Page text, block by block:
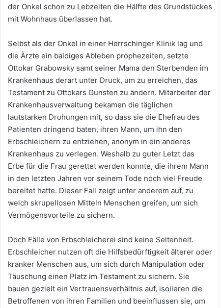
der Onkel schon zu Lebzeiten die Hälfte des Grundstückes
mit Wohnhaus überlassen hat.
Selbst als der Onkel in einer Herrschinger Klinik lag und
die Ärzte ein baldiges Ableben prophezeiten, setzte
Ottokar Grabowsky samt seiner Mama den Sterbenden im
Krankenhaus derart unter Druck, um zu erreichen, das
Testament zu Ottokars Gunsten zu ändern. Mitarbeiter der
Krankenhausverwaltung bekamen die täglichen
lautstarken Drohungen mit, so dass sie die Ehefrau des
Patienten dringend baten, ihren Mann, um ihn den
Erbschleichern zu entziehen, anonym in ein anderes
Krankenhaus zu verlegen. Weshalb zu guter Letzt das
Erbe für die Frau gerettet werden konnte, die ihrem Mann
in den letzten Jahren vor seinem Tode noch viel Freude
bereitet hatte. Dieser Fall zeigt unter anderem auf, zu
welch skrupellosen Mitteln Menschen greifen, um sich
Vermögensvorteile zu sichern.​
Doch Fälle von Erbschleicherei sind keine Seltenheit.
Erbschleicher nutzen oft die Hilfsbedürftigkeit älterer oder
kranker Menschen aus, um sich durch Manipulation oder
Täuschung einen Platz im Testament zu sichern. Sie
bauen gezielt ein Vertrauensverhältnis auf, isolieren die
Betroffenen von ihren Familien und beeinflussen sie, um